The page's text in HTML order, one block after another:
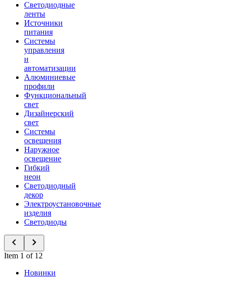
Светодиодные
ленты
Источники
питания
Системы
управления
и
автоматизации
Алюминиевые
профили
Функциональный
свет
Дизайнерский
свет
Системы
освещения
Наружное
освещение
Гибкий
неон
Светодиодный
декор
Электроустановочные
изделия
Светодиоды
Item 1 of 12
Новинки